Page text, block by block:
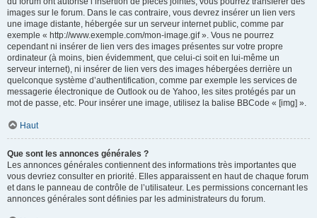
images sur le forum. Dans le cas contraire, vous devrez insérer un lien vers
une image distante, hébergée sur un serveur internet public, comme par
exemple « http://www.exemple.com/mon-image.gif ». Vous ne pourrez
cependant ni insérer de lien vers des images présentes sur votre propre
ordinateur (à moins, bien évidemment, que celui-ci soit en lui-même un
serveur internet), ni insérer de lien vers des images hébergées derrière un
quelconque système d’authentification, comme par exemple les services de
messagerie électronique de Outlook ou de Yahoo, les sites protégés par un
mot de passe, etc. Pour insérer une image, utilisez la balise BBCode « [img] ».
Haut
Que sont les annonces générales ?
Les annonces générales contiennent des informations très importantes que
vous devriez consulter en priorité. Elles apparaissent en haut de chaque forum
et dans le panneau de contrôle de l’utilisateur. Les permissions concernant les
annonces générales sont définies par les administrateurs du forum.